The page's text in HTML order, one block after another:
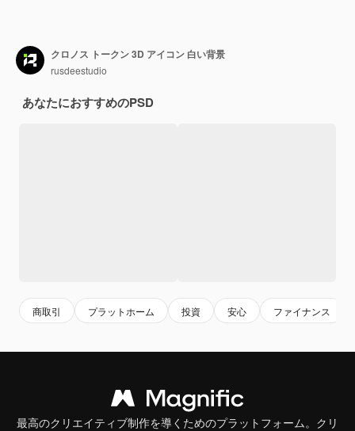
クロノス トークン 3D アイコン 白い背景
rusdeestudio
あなたにおすすめのPSD
商取引 プラットホーム 投資 安心 ファイナンス
最高のクリエイティブ制作を導くためのプラットフォーム。クリ